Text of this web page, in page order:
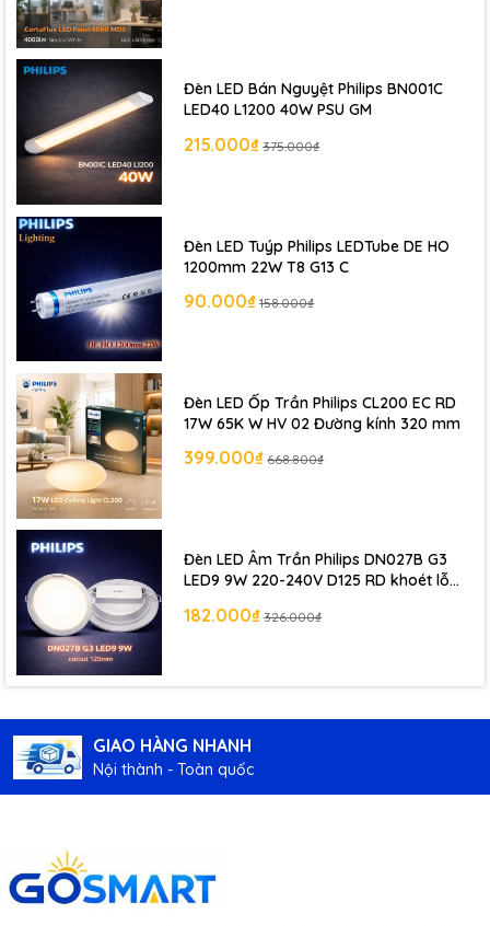
Đèn LED Bán Nguyệt Philips BN001C
LED40 L1200 40W PSU GM
215.000₫ 375.000₫
Đèn LED Tuýp Philips LEDTube DE HO
1200mm 22W T8 G13 C
90.000₫ 158.000₫
Đèn LED Ốp Trần Philips CL200 EC RD
17W 65K W HV 02 Đường kính 320 mm
399.000₫ 668.800₫
Đèn LED Âm Trần Philips DN027B G3
LED9 9W 220-240V D125 RD khoét lỗ
182.000₫ 326.000₫
GIAO HÀNG NHANH
Nội thành - Toàn quốc